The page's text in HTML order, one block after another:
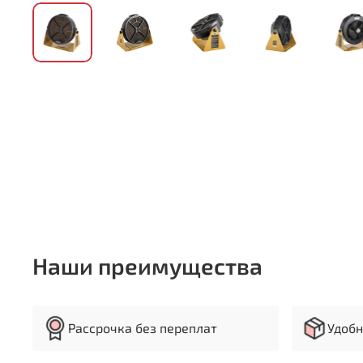
Наши преимущества
Рассрочка без переплат